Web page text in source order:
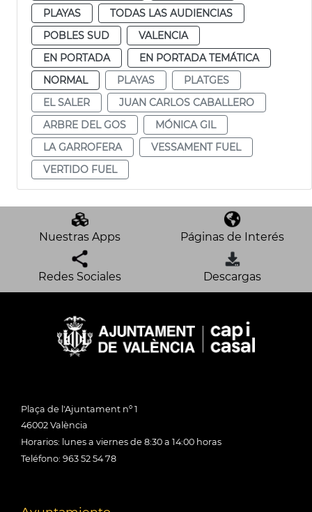
PLAYAS
TODAS LAS AUDIENCIAS
POBLES SUD
VALENCIA
EN PORTADA
EN PORTADA TEMÁTICA
NORMAL
PLAYAS
PLATGES
EL SALER
JUAN CARLOS CABALLERO
ARBRE DEL GOS
MÓNICA GIL
LA GARROFERA
VESSAMENT FUEL
VERTIDO FUEL
Nuestras Apps Páginas de Interés
Redes Sociales Descargas
Plaça de l'Ajuntament nº 1
46002 València
Horarios: lunes a viernes de 8:30 a 14:00 horas
Teléfono: 963 52 54 78